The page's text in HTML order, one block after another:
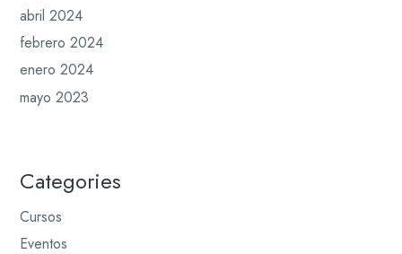
abril 2024
febrero 2024
enero 2024
mayo 2023
Categories
Cursos
Eventos